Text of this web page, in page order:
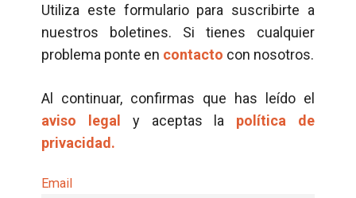
Utiliza este formulario para suscribirte a
nuestros boletines. Si tienes cualquier
problema ponte en contacto con nosotros.
Al continuar, confirmas que has leído el
aviso legal
y aceptas la política de
privacidad.
Email